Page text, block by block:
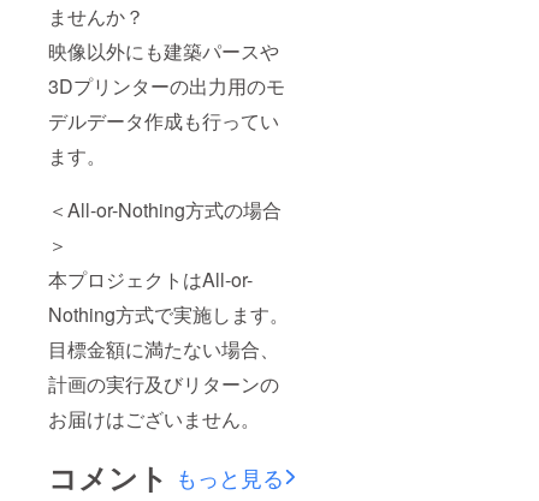
ませんか？
映像以外にも建築パースや
3Dプリンターの出力用のモ
デルデータ作成も行ってい
ます。
＜All-or-Nothing方式の場合
＞
本プロジェクトはAll-or-
Nothing方式で実施します。
目標金額に満たない場合、
計画の実行及びリターンの
お届けはございません。
コメント もっと見る